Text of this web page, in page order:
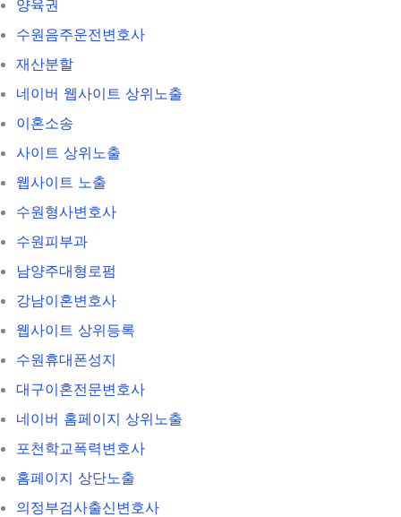
양육권
수원음주운전변호사
재산분할
네이버 웹사이트 상위노출
이혼소송
사이트 상위노출
웹사이트 노출
수원형사변호사
수원피부과
남양주대형로펌
강남이혼변호사
웹사이트 상위등록
수원휴대폰성지
대구이혼전문변호사
네이버 홈페이지 상위노출
포천학교폭력변호사
홈페이지 상단노출
의정부검사출신변호사